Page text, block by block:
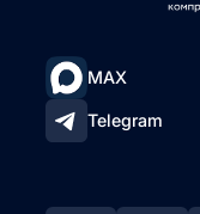
MAX
Telegram